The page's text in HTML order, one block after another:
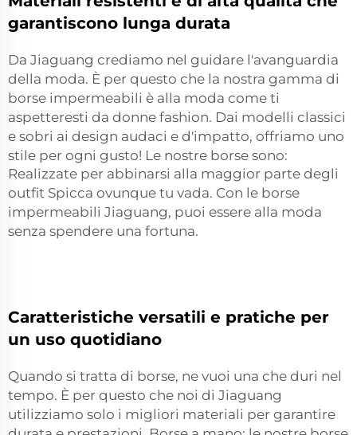
garantiscono lunga durata
Da Jiaguang crediamo nel guidare l'avanguardia
della moda. È per questo che la nostra gamma di
borse impermeabili è alla moda come ti
aspetteresti da donne fashion. Dai modelli classici
e sobri ai design audaci e d'impatto, offriamo uno
stile per ogni gusto! Le nostre borse sono:
Realizzate per abbinarsi alla maggior parte degli
outfit Spicca ovunque tu vada. Con le borse
impermeabili Jiaguang, puoi essere alla moda
senza spendere una fortuna.
Caratteristiche versatili e pratiche per
un uso quotidiano
Quando si tratta di borse, ne vuoi una che duri nel
tempo. È per questo che noi di Jiaguang
utilizziamo solo i migliori materiali per garantire